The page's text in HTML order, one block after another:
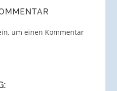
um einen Kommentar